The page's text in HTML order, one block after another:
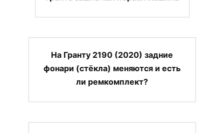
На Гранту 2190 (2020) задние
фонари (стёкла) меняются и есть
ли ремкомплект?